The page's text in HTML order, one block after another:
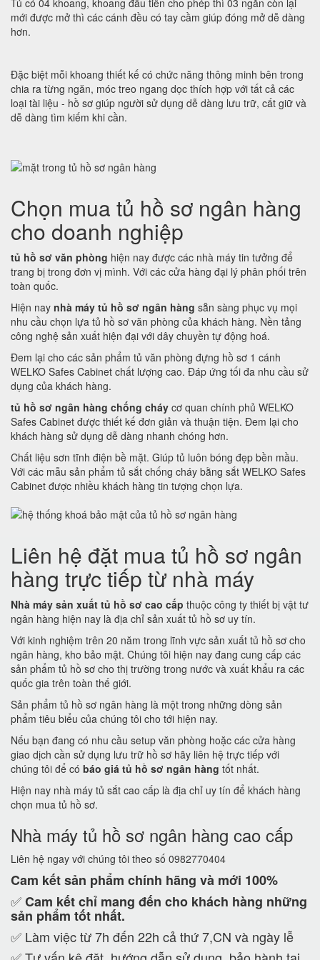
Tủ có 04 khoang, khoang đầu tiên cho phép thì 03 ngăn còn lại
mới được mở thì các cánh đều có tay cầm giúp đóng mở dễ dàng
hơn.
Đặc biệt mỗi khoang thiết kế có chức năng thông minh bên trong
chia ra từng ngăn, móc treo ngang dọc thích hợp với tất cả các
loại tài liệu - hồ sơ giúp người sử dụng dễ dàng lưu trữ, cất giữ và
dễ dàng tìm kiếm khi cần.
Chọn mua tủ hồ sơ ngân hàng
cho doanh nghiệp
tủ hồ sơ văn phòng hiện nay được các nhà máy tin tưởng để
trang bị trong đơn vị mình. Với các cửa hàng đại lý phân phối trên
toàn quốc.
Hiện nay nhà máy tủ hồ sơ ngân hàng sẵn sàng phục vụ mọi
nhu cầu chọn lựa tủ hồ sơ văn phòng của khách hàng. Nền tảng
công nghệ sản xuất hiện đại với dây chuyền tự động hoá.
Đem lại cho các sản phẩm tủ văn phòng đựng hồ sơ 1 cánh
WELKO Safes Cabinet chất lượng cao. Đáp ứng tối đa nhu cầu sử
dụng của khách hàng.
tủ hồ sơ ngân hàng chống cháy cơ quan chính phủ WELKO
Safes Cabinet được thiết kế đơn giản và thuận tiện. Đem lại cho
khách hàng sử dụng dễ dàng nhanh chóng hơn.
Chất liệu sơn tĩnh điện bề mặt. Giúp tủ luôn bóng đẹp bền mầu.
Với các mẫu sản phẩm tủ sắt chống cháy bằng sắt WELKO Safes
Cabinet được nhiều khách hàng tin tượng chọn lựa.
Liên hệ đặt mua tủ hồ sơ ngân
hàng trực tiếp từ nhà máy
Nhà máy sản xuất tủ hồ sơ cao cấp thuộc công ty thiết bị vật tư
ngân hàng hiện nay là địa chỉ sản xuất tủ hồ sơ uy tín.
Với kinh nghiệm trên 20 năm trong lĩnh vực sản xuất tủ hồ sơ cho
ngân hàng, kho bảo mật. Chúng tôi hiện nay đang cung cấp các
sản phẩm tủ hồ sơ cho thị trường trong nước và xuất khẩu ra các
quốc gia trên toàn thế giới.
Sản phẩm tủ hồ sơ ngân hàng là một trong những dòng sản
phẩm tiêu biểu của chúng tôi cho tới hiện nay.
Nếu bạn đang có nhu cầu setup văn phòng hoặc các cửa hàng
giao dịch cần sử dụng lưu trữ hồ sơ hãy liên hệ trực tiếp với
chúng tôi để có báo giá tủ hồ sơ ngân hàng tốt nhất.
Hiện nay nhà máy tủ sắt cao cấp là địa chỉ uy tín để khách hàng
chọn mua tủ hồ sơ.
Nhà máy tủ hồ sơ ngân hàng cao cấp
Liên hệ ngay với chúng tôi theo số 0982770404
Cam kếtsản phẩm chính hãng và mới 100%
✅Cam kếtchỉ mang đến cho khách hàng những
sản phẩm tốt nhất.
✅ Làm việc từ 7h đến 22h cả thứ 7,CN và ngày lễ